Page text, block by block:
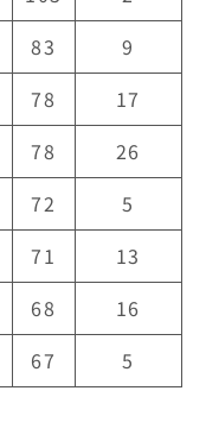
83
9
78
17
78
26
72
5
71
13
68
16
67 5